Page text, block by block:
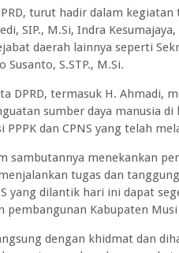
turut hadir dalam
SIP., M.Si, Indra
daerah lainnya seperti
Susanto, S.STP., M.Si.
DPRD, termasuk H. Ahmadi,
sumber daya manusia
dan CPNS yang telah
sambutannya menekankan
tugas dan
yang dilantik hari ini dapat
pembangunan Kabupaten
dengan khidmat dan